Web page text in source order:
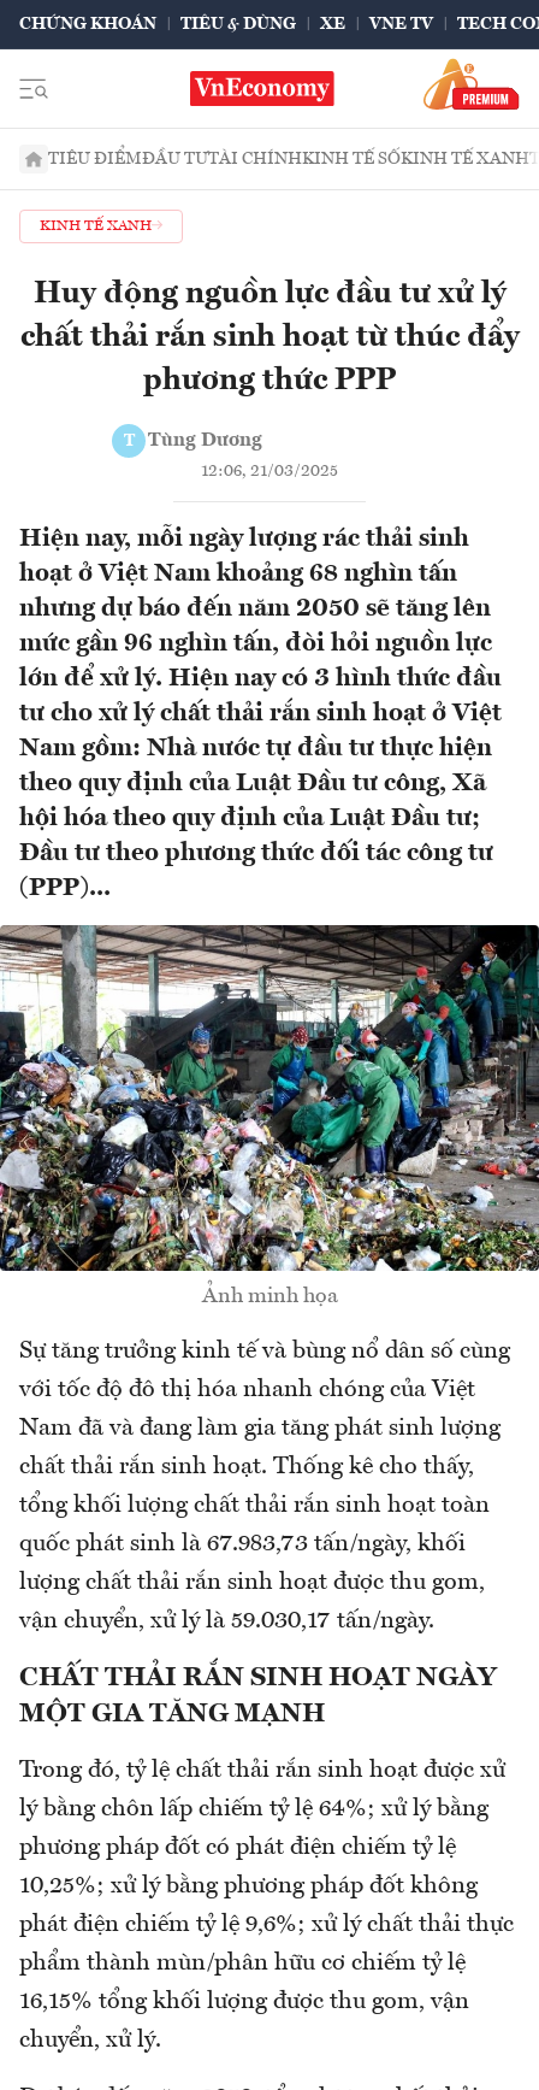
CHỨNG KHOÁN TIÊU & DÙNG XE VNE TV TECH
TIÊU ĐIỂMĐẦU TƯTÀI CHÍNHKINH TẾ SỐKINH TẾ XANH
KINH TẾ XANH
Huy động nguồn lực đầu tư xử lý
chất thải rắn sinh hoạt từ thúc đẩy
phương thức PPP
T Tùng Dương
12:06, 21/03/2025
Hiện nay, mỗi ngày lượng rác thải sinh
hoạt ở Việt Nam khoảng 68 nghìn tấn
nhưng dự báo đến năm 2050 sẽ tăng lên
mức gần 96 nghìn tấn, đòi hỏi nguồn lực
lớn để xử lý. Hiện nay có 3 hình thức đầu
tư cho xử lý chất thải rắn sinh hoạt ở Việt
Nam gồm: Nhà nước tự đầu tư thực hiện
theo quy định của Luật Đầu tư công, Xã
hội hóa theo quy định của Luật Đầu tư;
Đầu tư theo phương thức đối tác công tư
(PPP)...
Ảnh minh họa
Sự tăng trưởng kinh tế và bùng nổ dân số cùng
với tốc độ đô thị hóa nhanh chóng của Việt
Nam đã và đang làm gia tăng phát sinh lượng
chất thải rắn sinh hoạt. Thống kê cho thấy,
tổng khối lượng chất thải rắn sinh hoạt toàn
quốc phát sinh là 67.983,73 tấn/ngày, khối
lượng chất thải rắn sinh hoạt được thu gom,
vận chuyển, xử lý là 59.030,17 tấn/ngày.
CHẤT THẢI RẮN SINH HOẠT NGÀY
MỘT GIA TĂNG MẠNH
Trong đó, tỷ lệ chất thải rắn sinh hoạt được xử
lý bằng chôn lấp chiếm tỷ lệ 64%; xử lý bằng
phương pháp đốt có phát điện chiếm tỷ lệ
10,25%; xử lý bằng phương pháp đốt không
phát điện chiếm tỷ lệ 9,6%; xử lý chất thải thực
phẩm thành mùn/phân hữu cơ chiếm tỷ lệ
16,15% tổng khối lượng được thu gom, vận
chuyển, xử lý.